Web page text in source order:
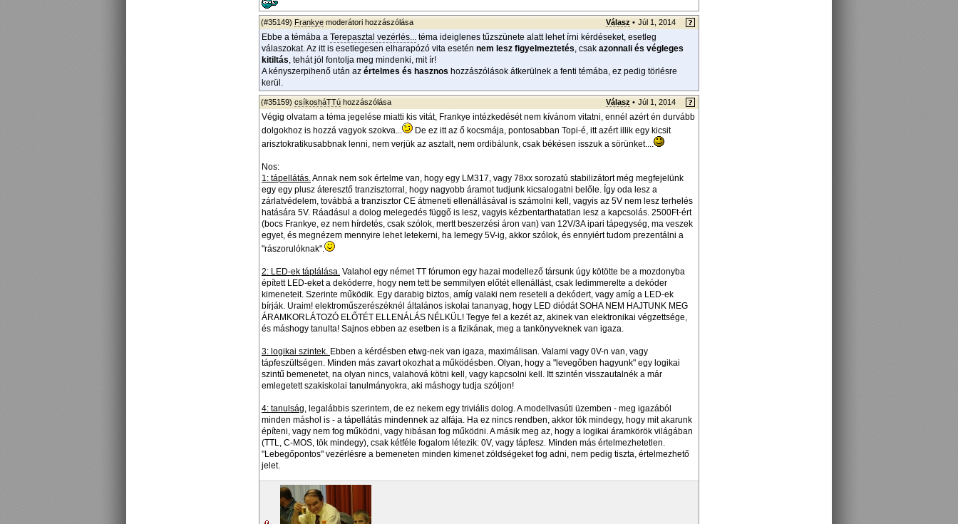
(#35149) Frankye moderátori hozzászólása Válasz • Júl 1, 2014
Ebbe a témába a Terepasztal vezérlés... téma ideiglenes tűzszünete alatt lehet írni kérdéseket, esetleg
válaszokat. Az itt is esetlegesen elharapózó vita esetén nem lesz figyelmeztetés, csak azonnali és végleges
kitiltás, tehát jól fontolja meg mindenki, mit ír!
A kényszerpihenő után az értelmes és hasznos hozzászólások átkerülnek a fenti témába, ez pedig törlésre
kerül.
(#35159) csíkosháTTú hozzászólása Válasz • Júl 1, 2014
Végig olvatam a téma jegelése miatti kis vitát, Frankye intézkedését nem kívánom vitatni, ennél azért én durvább
dolgokhoz is hozzá vagyok szokva...
De ez itt az ő kocsmája, pontosabban Topi-é, itt azért illik egy kicsit
arisztokratikusabbnak lenni, nem verjük az asztalt, nem ordibálunk, csak békésen isszuk a sörünket....
Nos:
1: tápellátás.Annak nem sok értelme van, hogy egy LM317, vagy 78xx sorozatú stabilizátort még megfejelünk
egy egy plusz áteresztő tranzisztorral, hogy nagyobb áramot tudjunk kicsalogatni belőle. Így oda lesz a
zárlatvédelem, továbbá a tranzisztor CE átmeneti ellenállásával is számolni kell, vagyis az 5V nem lesz terhelés
hatására 5V. Ráadásul a dolog melegedés függő is lesz, vagyis kézbentarthatatlan lesz a kapcsolás. 2500Ft-ért
(bocs Frankye, ez nem hírdetés, csak szólok, mertt beszerzési áron van) van 12V/3A ipari tápegység, ma veszek
egyet, és megnézem mennyire lehet letekerni, ha lemegy 5V-ig, akkor szólok, és ennyiért tudom prezentálni a
"rászorulóknak".
2: LED-ek táplálása. Valahol egy német TT fórumon egy hazai modellező társunk úgy kötötte be a mozdonyba
épített LED-eket a dekóderre, hogy nem tett be semmilyen előtét ellenállást, csak ledimmerelte a dekóder
kimeneteit. Szerinte működik. Egy darabig biztos, amíg valaki nem reseteli a dekódert, vagy amíg a LED-ek
bírják. Uraim! elektroműszerészéknél általános iskolai tananyag, hogy LED diódát SOHA NEM HAJTUNK MEG
ÁRAMKORLÁTOZÓ ELŐTÉT ELLENÁLÁS NÉLKÜL! Tegye fel a kezét az, akinek van elektronikai végzettsége,
és máshogy tanulta! Sajnos ebben az esetben is a fizikának, meg a tankönyveknek van igaza.
3: logikai szintek. Ebben a kérdésben etwg-nek van igaza, maximálisan. Valami vagy 0V-n van, vagy
tápfeszültségen. Minden más zavart okozhat a működésben. Olyan, hogy a "levegőben hagyunk" egy logikai
szintű bemenetet, na olyan nincs, valahová kötni kell, vagy kapcsolni kell. Itt szintén visszautalnék a már
emlegetett szakiskolai tanulmányokra, aki máshogy tudja szóljon!
4: tanulság, legalábbis szerintem, de ez nekem egy triviális dolog. A modellvasúti üzemben - meg igazából
minden máshol is - a tápellátás mindennek az alfája. Ha ez nincs rendben, akkor tök mindegy, hogy mit akarunk
építeni, vagy nem fog működni, vagy hibásan fog működni. A másik meg az, hogy a logikai áramkörök világában
(TTL, C-MOS, tök mindegy), csak kétféle fogalom létezik: 0V, vagy tápfesz. Minden más értelmezhetetlen.
"Lebegőpontos" vezérlésre a bemeneten minden kimenet zöldségeket fog adni, nem pedig tiszta, értelmezhető
jelet.